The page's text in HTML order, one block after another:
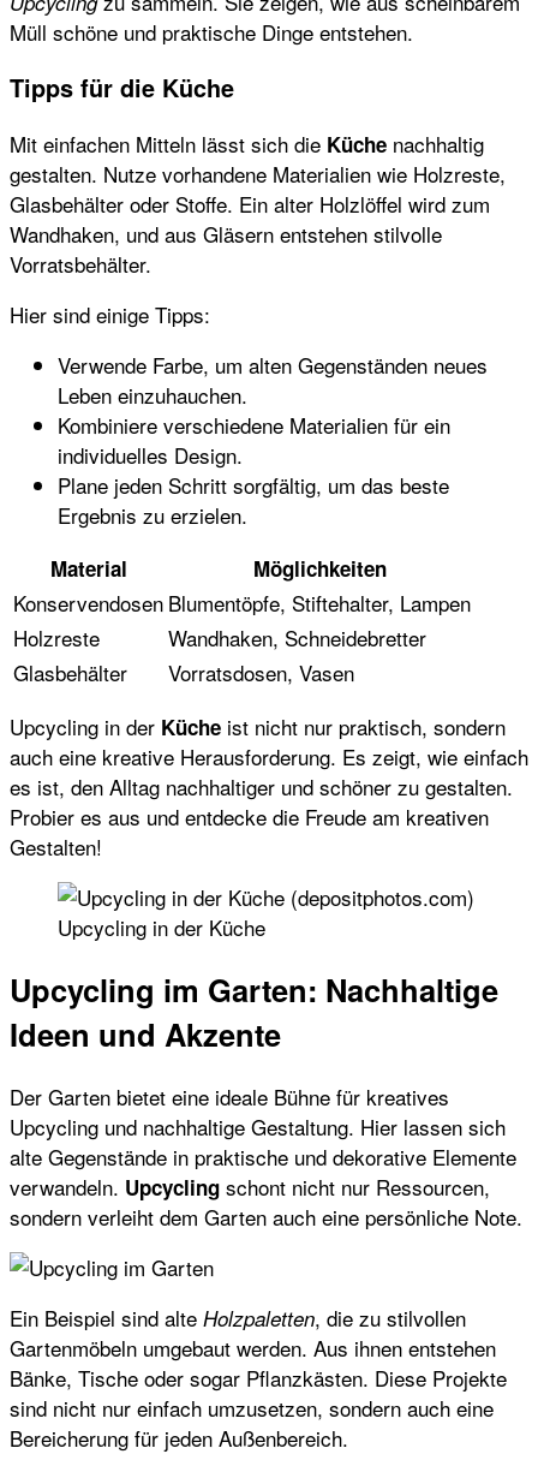
Müll schöne und praktische Dinge entstehen.
Tipps für die Küche
Mit einfachen Mitteln lässt sich die Küche nachhaltig
gestalten. Nutze vorhandene Materialien wie Holzreste,
Glasbehälter oder Stoffe. Ein alter Holzlöffel wird zum
Wandhaken, und aus Gläsern entstehen stilvolle
Vorratsbehälter.
Hier sind einige Tipps:
Verwende Farbe, um alten Gegenständen neues
Leben einzuhauchen.
Kombiniere verschiedene Materialien für ein
individuelles Design.
Plane jeden Schritt sorgfältig, um das beste
Ergebnis zu erzielen.
Material Möglichkeiten
Konservendosen Blumentöpfe, Stiftehalter, Lampen
Holzreste
Wandhaken, Schneidebretter
Glasbehälter
Vorratsdosen, Vasen
Upcycling in der Küche ist nicht nur praktisch, sondern
auch eine kreative Herausforderung. Es zeigt, wie einfach
es ist, den Alltag nachhaltiger und schöner zu gestalten.
Probier es aus und entdecke die Freude am kreativen
Gestalten!
Upcycling in der Küche
Upcycling im Garten: Nachhaltige
Ideen und Akzente
Der Garten bietet eine ideale Bühne für kreatives
Upcycling und nachhaltige Gestaltung. Hier lassen sich
alte Gegenstände in praktische und dekorative Elemente
verwandeln. Upcycling schont nicht nur Ressourcen,
sondern verleiht dem Garten auch eine persönliche Note.
Ein Beispiel sind alte Holzpaletten, die zu stilvollen
Gartenmöbeln umgebaut werden. Aus ihnen entstehen
Bänke, Tische oder sogar Pflanzkästen. Diese Projekte
sind nicht nur einfach umzusetzen, sondern auch eine
Bereicherung für jeden Außenbereich.